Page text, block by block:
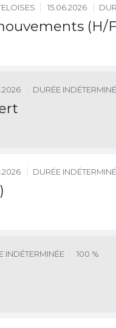
15.06.2026
(H/
DURÉE
DURÉE
INDÉTERMINÉE 100 %